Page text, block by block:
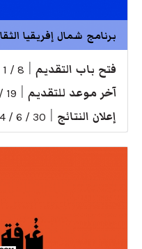
برنامج شمال إفريقيا
فتح باب التقديم 8 / 1 / 2024
آخر موعد للتقديم 19 / 3 / 2024
إعلان النتائج 30 / 6 / 2024